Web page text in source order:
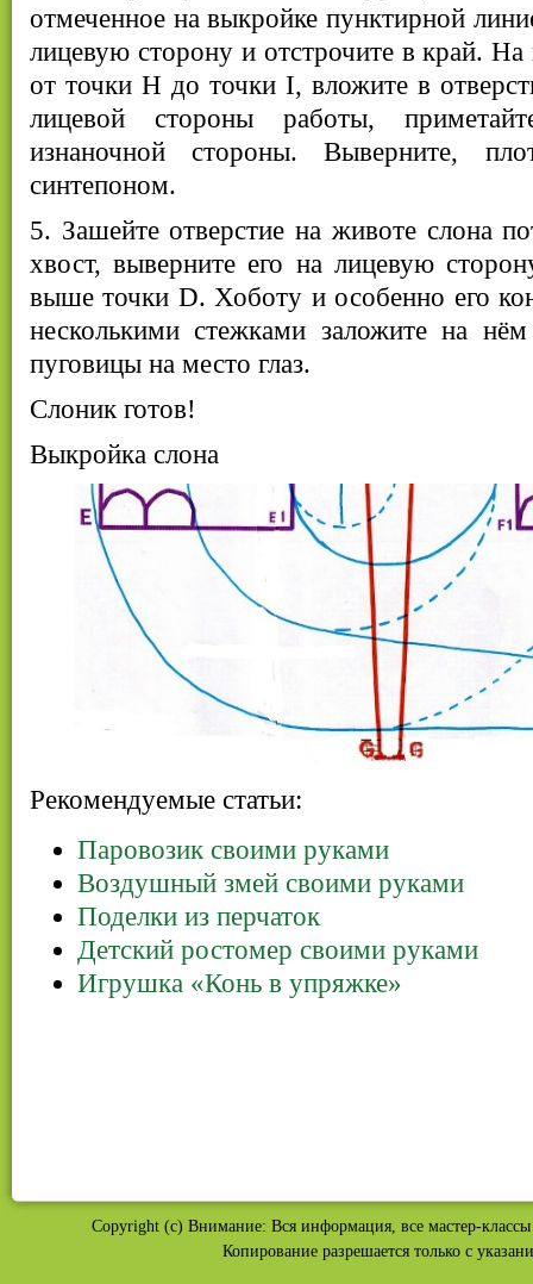
отмеченное на выкройке пунктирной
лицевую сторону и отстрочите в край. На
от точки Н до точки I, вложите в
лицевой стороны работы,
изнаночной стороны. Выверните,
синтепоном.
5. Зашейте отверстие на животе слона
хвост, выверните его на лицевую
выше точки D. Хоботу и особенно его
несколькими стежками заложите на
пуговицы на место глаз.
Слоник готов!
Выкройка слона
Рекомендуемые статьи:
Паровозик своими руками
Воздушный змей своими руками
Поделки из перчаток
Детский ростомер своими руками
Игрушка «Конь в упряжке»
Copyright (c) Внимание: Вся информация, все мастер-
Копирование разрешается только с